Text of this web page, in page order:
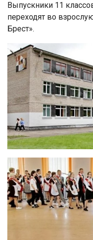
Выпускники 11
переходят во
Брест».